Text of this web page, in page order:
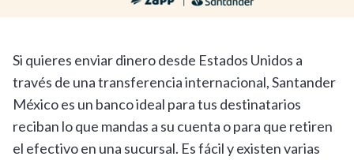
Si quieres enviar dinero desde Estados Unidos a
través de una transferencia internacional, Santander
México es un banco ideal para tus destinatarios
reciban lo que mandas a su cuenta o para que retiren
el efectivo en una sucursal. Es fácil y existen varias